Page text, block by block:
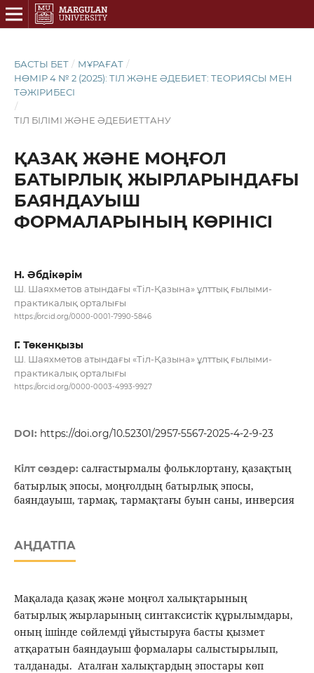
БАСТЫ БЕТ / МҰРАҒАТ /
НӨМІР 4 № 2 (2025): ТІЛ ЖӘНЕ ӘДЕБИЕТ: ТЕОРИЯСЫ МЕН
ТӘЖІРИБЕСІ
/
ТІЛ БІЛІМІ ЖӘНЕ ӘДЕБИЕТТАНУ
ҚАЗАҚ ЖӘНЕ МОҢҒОЛ
БАТЫРЛЫҚ ЖЫРЛАРЫНДАҒЫ
БАЯНДАУЫШ
ФОРМАЛАРЫНЫҢ КӨРІНІСІ
Н. Әбдікәрім
Ш. Шаяхметов атындағы «Тіл-Қазына» ұлттық ғылыми-
практикалық орталығы
https://orcid.org/0000-0001-7990-5846
Г. Төкенқызы
Ш. Шаяхметов атындағы «Тіл-Қазына» ұлттық ғылыми-
практикалық орталығы
https://orcid.org/0000-0003-4993-9927
DOI: https://doi.org/10.52301/2957-5567-2025-4-2-9-23
Кілт сөздер: салғастырмалы фольклортану, қазақтың
батырлық эпосы, моңғолдың батырлық эпосы,
баяндауыш, тармақ, тармақтағы буын саны, инверсия
АҢДАТПА
Мақалада қазақ және моңғол халықтарының
батырлық жырларының синтаксистік құрылымдары,
оның ішінде сөйлемді ұйыстыруға басты қызмет
атқаратын баяндауыш формалары салыстырылып,
талданады. Аталған халықтардың эпостары көп